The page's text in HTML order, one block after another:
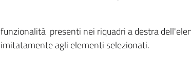
presenti nei riquadri a destra
agli elementi selezionati.